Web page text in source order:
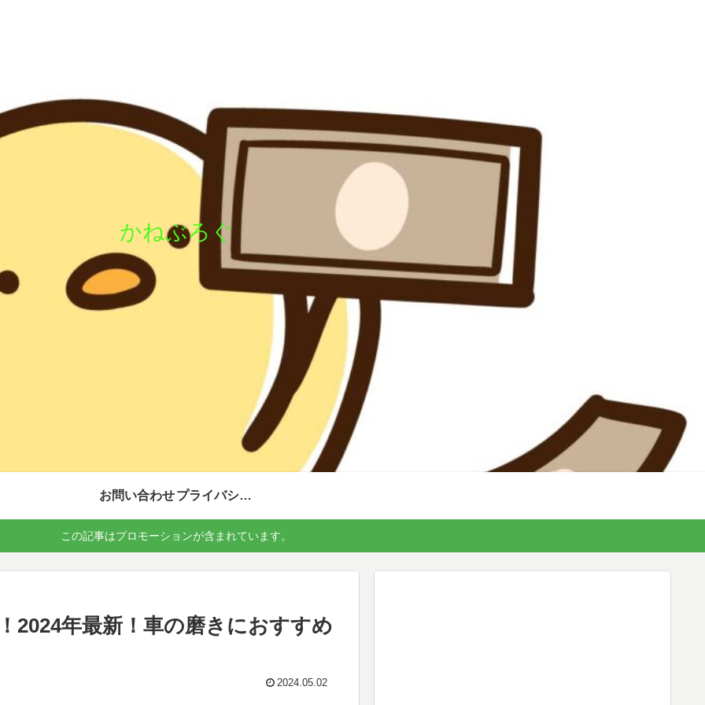
かねぶろぐ
お問い合わせ プライバシーポリシー
この記事はプロモーションが含まれています。
2024年最新！車の磨きにおすすめ
2024.05.02